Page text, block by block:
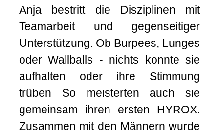
Anja bestritt die Disziplinen mit
Teamarbeit und gegenseitiger
Unterstützung. Ob Burpees, Lunges
oder Wallballs - nichts konnte sie
aufhalten oder ihre Stimmung
trüben So meisterten auch sie
gemeinsam ihren ersten HYROX.
Zusammen mit den Männern wurde